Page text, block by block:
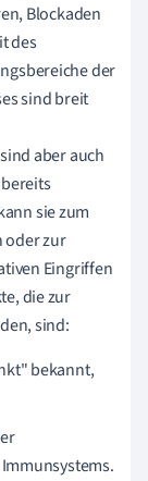
Blockaden
des
der
sind breit
aber auch
sie zum
oder zur
Eingriffen
die zur
sind:
bekannt,